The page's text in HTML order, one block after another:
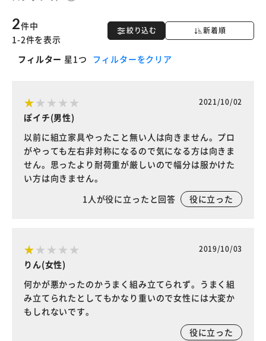
絞り込む 新着順
2件中
1-2件を表示
フィルター 星1つ フィルターをクリア
2021/10/02
ぽイチ(男性)
以前に組立家具やったこと無い人は向きません。プロ
がやっても左右非対称になるので気になる方は向きま
せん。思ったより耐荷重が厳しいので幅分は服かけた
い方は向きません。
1人が役に立ったと回答 役に立った
2019/10/03
りん(女性)
何かが悪かったのかうまく組み立てられず。うまく組
み立てられたとしてもかなり重いので女性には大変か
もしれないです。
役に立った